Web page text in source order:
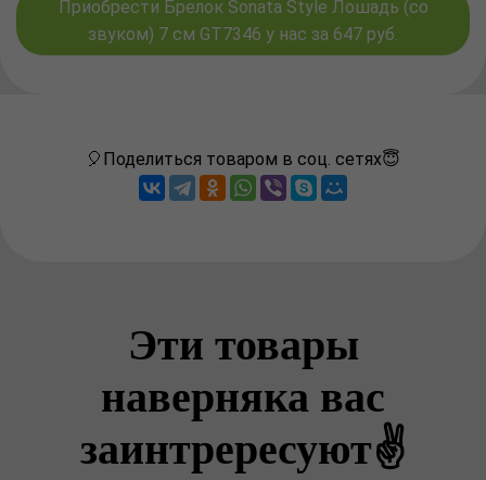
Приобрести Брелок Sonata Style Лошадь (со
звуком) 7 см GT7346 у нас за 647 руб.
🎈Поделиться товаром в соц. сетях😇
Эти товары
наверняка вас
заинтрересуют✌